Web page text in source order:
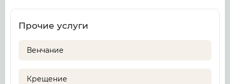
Прочие услуги
Венчание
Крещение